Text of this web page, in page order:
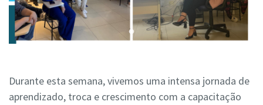
Durante esta semana, vivemos uma intensa jornada de
aprendizado, troca e crescimento com a capacitação